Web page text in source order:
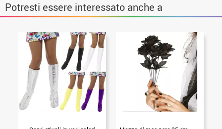
Potresti essere interessato anche a